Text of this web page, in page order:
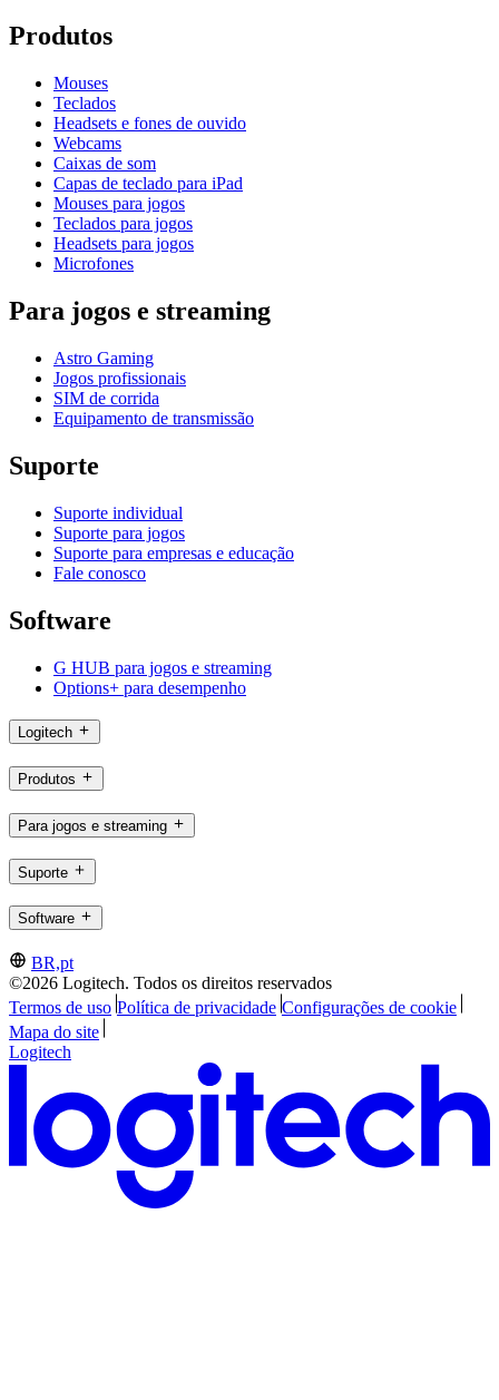
Produtos
Mouses
Teclados
Headsets e fones de ouvido
Webcams
Caixas de som
Capas de teclado para iPad
Mouses para jogos
Teclados para jogos
Headsets para jogos
Microfones
Para jogos e streaming
Astro Gaming
Jogos profissionais
SIM de corrida
Equipamento de transmissão
Suporte
Suporte individual
Suporte para jogos
Suporte para empresas e educação
Fale conosco
Software
G HUB para jogos e streaming
Options+ para desempenho
Logitech
Produtos
Para jogos e streaming
Suporte
Software
BR,pt
©2026 Logitech. Todos os direitos reservados
Termos de uso Política de privacidade Configurações de cookie
Mapa do site
Logitech